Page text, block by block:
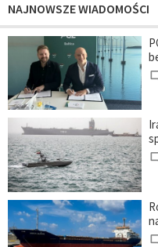
NAJNOWSZE WIADOMOŚCI